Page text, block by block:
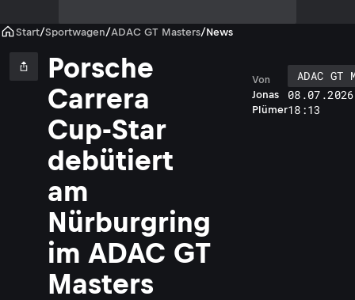
Start/Sportwagen/ADAC GT Masters/News
Porsche
Carrera
Cup-Star
debütiert
am
Nürburgring
im ADAC GT
Masters
Jonas
Plümer
Von
ADAC GT
18:13